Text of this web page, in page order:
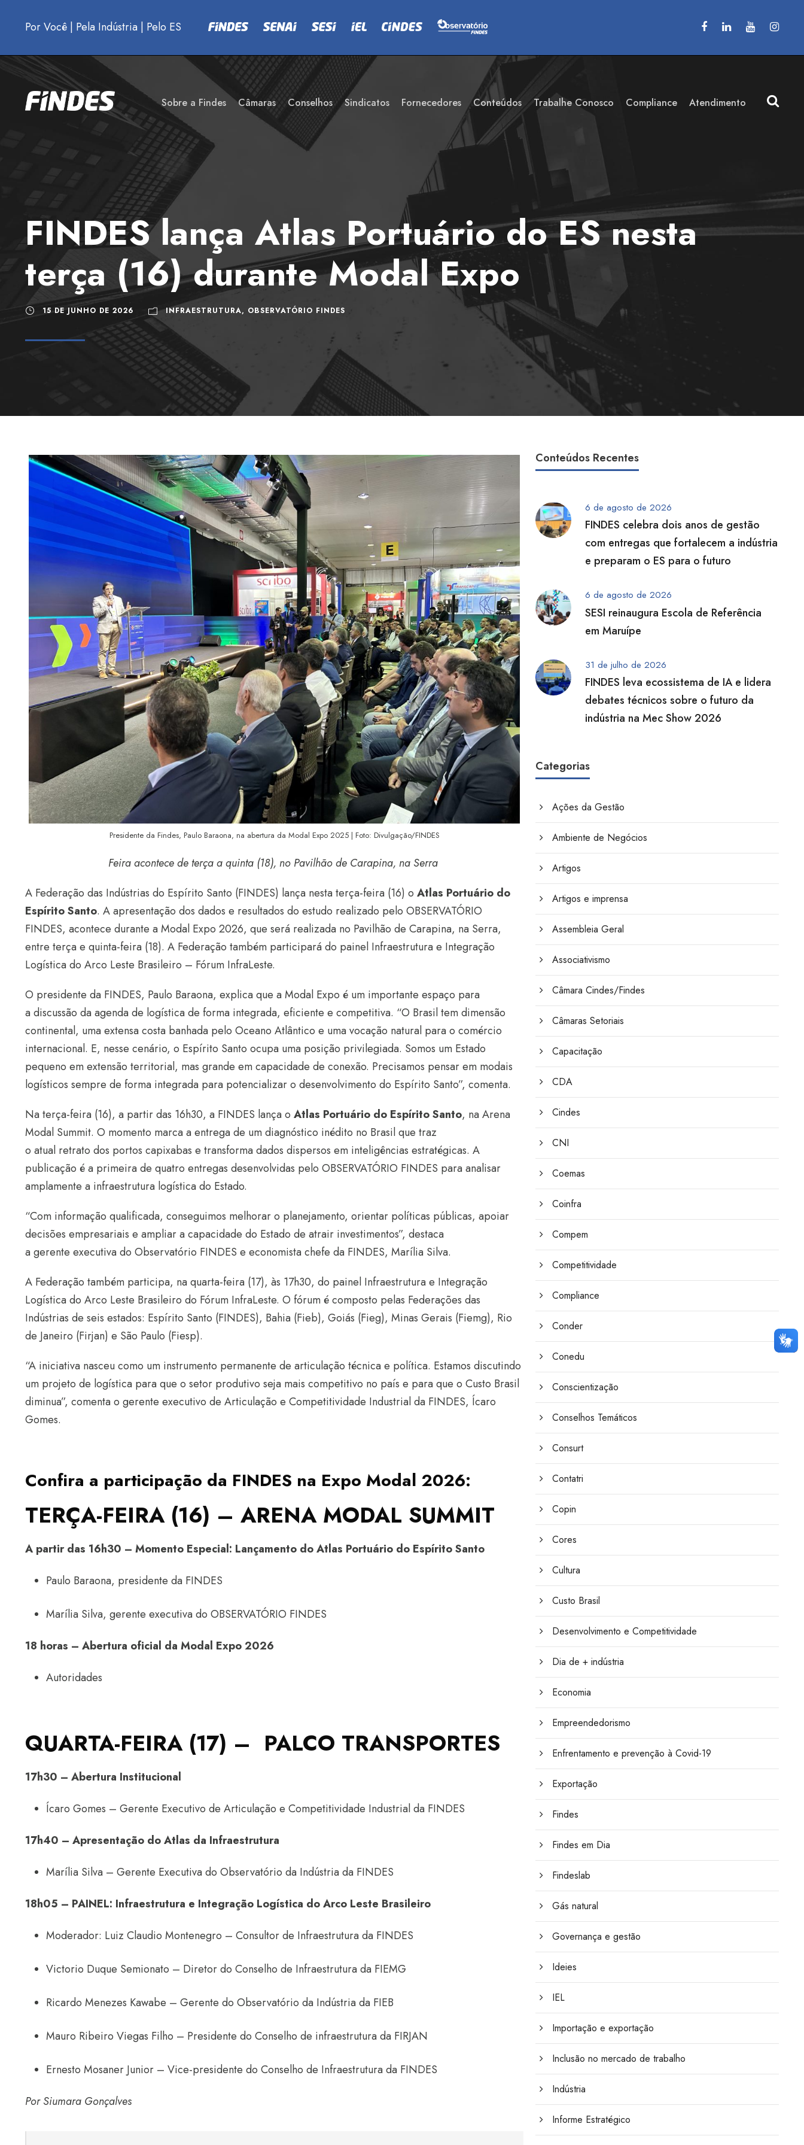
Por Você | Pela Indústria | Pelo ES
Sobre a Findes Câmaras Conselhos Sindicatos Fornecedores Conteúdos Trabalhe Conosco Compliance Atendimento
FINDES lança Atlas Portuário do ES nesta
terça (16) durante Modal Expo
15 DE JUNHO DE 2026 INFRAESTRUTURA, OBSERVATÓRIO FINDES
Presidente da Findes, Paulo Baraona, na abertura da Modal Expo 2025 | Foto: Divulgação/FINDES
Feira acontece de terça a quinta (18), no Pavilhão de Carapina, na Serra
A Federação das Indústrias do Espírito Santo (FINDES) lança nesta terça-feira (16) o Atlas Portuário do
Espírito Santo. A apresentação dos dados e resultados do estudo realizado pelo OBSERVATÓRIO
FINDES, acontece durante a Modal Expo 2026, que será realizada no Pavilhão de Carapina, na Serra,
entre terça e quinta-feira (18). A Federação também participará do painel Infraestrutura e Integração
Logística do Arco Leste Brasileiro – Fórum InfraLeste.
O presidente da FINDES, Paulo Baraona, explica que a Modal Expo é um importante espaço para
a discussão da agenda de logística de forma integrada, eficiente e competitiva. “O Brasil tem dimensão
continental, uma extensa costa banhada pelo Oceano Atlântico e uma vocação natural para o comércio
internacional. E, nesse cenário, o Espírito Santo ocupa uma posição privilegiada. Somos um Estado
pequeno em extensão territorial, mas grande em capacidade de conexão. Precisamos pensar em modais
logísticos sempre de forma integrada para potencializar o desenvolvimento do Espírito Santo”, comenta.
Na terça-feira (16), a partir das 16h30, a FINDES lança o Atlas Portuário do Espírito Santo, na Arena
Modal Summit. O momento marca a entrega de um diagnóstico inédito no Brasil que traz
o atual retrato dos portos capixabas e transforma dados dispersos em inteligências estratégicas. A
publicação é a primeira de quatro entregas desenvolvidas pelo OBSERVATÓRIO FINDES para analisar
amplamente a infraestrutura logística do Estado.
“Com informação qualificada, conseguimos melhorar o planejamento, orientar políticas públicas, apoiar
decisões empresariais e ampliar a capacidade do Estado de atrair investimentos”, destaca
a gerente executiva do Observatório FINDES e economista chefe da FINDES, Marília Silva.
A Federação também participa, na quarta-feira (17), às 17h30, do painel Infraestrutura e Integração
Logística do Arco Leste Brasileiro do Fórum InfraLeste. O fórum é composto pelas Federações das
Indústrias de seis estados: Espírito Santo (FINDES), Bahia (Fieb), Goiás (Fieg), Minas Gerais (Fiemg), Rio
de Janeiro (Firjan) e São Paulo (Fiesp).
“A iniciativa nasceu como um instrumento permanente de articulação técnica e política. Estamos discutindo
um projeto de logística para que o setor produtivo seja mais competitivo no país e para que o Custo Brasil
diminua”, comenta o gerente executivo de Articulação e Competitividade Industrial da FINDES, Ícaro
Gomes.
Confira a participação da FINDES na Expo Modal 2026:
TERÇA-FEIRA (16) – ARENA MODAL SUMMIT
A partir das 16h30 – Momento Especial: Lançamento do Atlas Portuário do Espírito Santo
Paulo Baraona, presidente da FINDES
Marília Silva, gerente executiva do OBSERVATÓRIO FINDES
18 horas – Abertura oficial da Modal Expo 2026
Autoridades
QUARTA-FEIRA (17) – PALCO TRANSPORTES
17h30 – Abertura Institucional
Ícaro Gomes – Gerente Executivo de Articulação e Competitividade Industrial da FINDES
17h40 – Apresentação do Atlas da Infraestrutura
Marília Silva – Gerente Executiva do Observatório da Indústria da FINDES
18h05 – PAINEL: Infraestrutura e Integração Logística do Arco Leste Brasileiro
Moderador: Luiz Claudio Montenegro – Consultor de Infraestrutura da FINDES
Victorio Duque Semionato – Diretor do Conselho de Infraestrutura da FIEMG
Ricardo Menezes Kawabe – Gerente do Observatório da Indústria da FIEB
Mauro Ribeiro Viegas Filho – Presidente do Conselho de infraestrutura da FIRJAN
Ernesto Mosaner Junior – Vice-presidente do Conselho de Infraestrutura da FINDES
Por Siumara Gonçalves
Conteúdos Recentes
6 de agosto de 2026
FINDES celebra dois anos de gestão
com entregas que fortalecem a indústria
e preparam o ES para o futuro
6 de agosto de 2026
SESI reinaugura Escola de Referência
em Maruípe
31 de julho de 2026
FINDES leva ecossistema de IA e lidera
debates técnicos sobre o futuro da
indústria na Mec Show 2026
Categorias
Ações da Gestão
Ambiente de Negócios
Artigos
Artigos e imprensa
Assembleia Geral
Associativismo
Câmara Cindes/Findes
Câmaras Setoriais
Capacitação
CDA
Cindes
CNI
Coemas
Coinfra
Compem
Competitividade
Compliance
Conder
Conedu
Conscientização
Conselhos Temáticos
Consurt
Contatri
Copin
Cores
Cultura
Custo Brasil
Desenvolvimento e Competitividade
Dia de + indústria
Economia
Empreendedorismo
Enfrentamento e prevenção à Covid-19
Exportação
Findes
Findes em Dia
Findeslab
Gás natural
Governança e gestão
Ideies
IEL
Importação e exportação
Inclusão no mercado de trabalho
Indústria
Informe Estratégico